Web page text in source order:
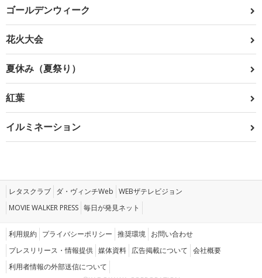
ゴールデンウィーク
花火大会
夏休み（夏祭り）
紅葉
イルミネーション
レタスクラブ ダ・ヴィンチWeb WEBザテレビジョン
MOVIE WALKER PRESS 毎日が発見ネット
利用規約 プライバシーポリシー 推奨環境 お問い合わせ
プレスリリース・情報提供 媒体資料 広告掲載について 会社概要
利用者情報の外部送信について